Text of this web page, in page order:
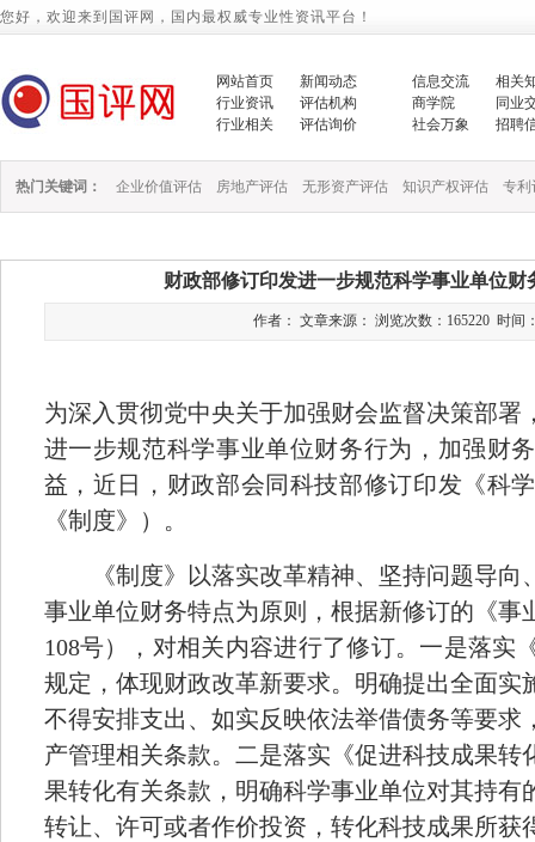
您好，欢迎来到国评网，国内最权威专业性资讯平台！
网站首页
新闻动态
行业资讯
评估机构
行业相关
评估询价
信息交流
相关
商学院
同业
社会万象
招聘
热门关键词： 企业价值评估 房地产评估 无形资产评估 知识产权评估 专利
财政部修订印发进一步规范科学事业单位财
作者： 文章来源： 浏览次数：165220 时间
为深入贯彻党中央关于加强财会监督决策部署
进一步规范科学事业单位财务行为，加强财
益，近日，财政部会同科技部修订印发《科
《制度》）。
《制度》以落实改革精神、坚持问题导向
事业单位财务特点为原则，根据新修订的《事
108号），对相关内容进行了修订。一是落实
规定，体现财政改革新要求。明确提出全面实
不得安排支出、如实反映依法举借债务等要求
产管理相关条款。二是落实《促进科技成果转
果转化有关条款，明确科学事业单位对其持有
转让、许可或者作价投资，转化科技成果所获